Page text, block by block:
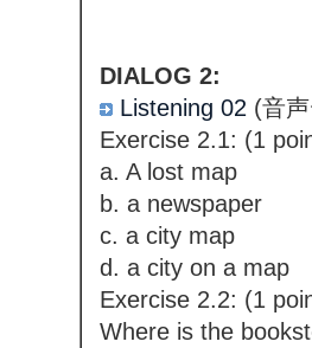
DIALOG 2:
Listening 02 (音
Exercise 2.1: (1
a. A lost map
b. a newspaper
c. a city map
d. a city on a map
Exercise 2.2: (1
Where is the